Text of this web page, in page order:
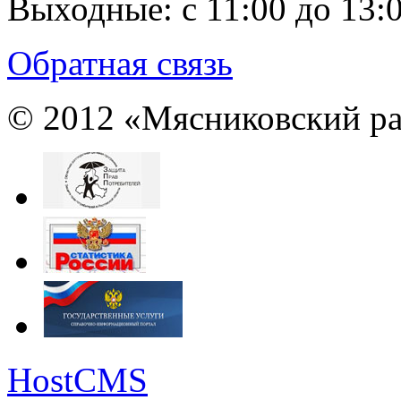
Выходные: с 11:00 до
Обратная связь
© 2012 «Мясниковский
HostCMS